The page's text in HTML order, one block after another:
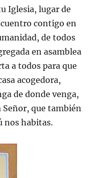
Iglesia, lugar de
contigo en
de todos
en asamblea
a todos para que
acogedora,
de donde venga,
Señor, que también
nos habitas.